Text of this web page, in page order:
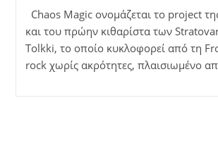
Chaos Magic ονομάζεται το project
και του πρώην κιθαρίστα των
Tolkki, το οποίο κυκλοφορεί από τη
rock χωρίς ακρότητες, πλαισιωμένο